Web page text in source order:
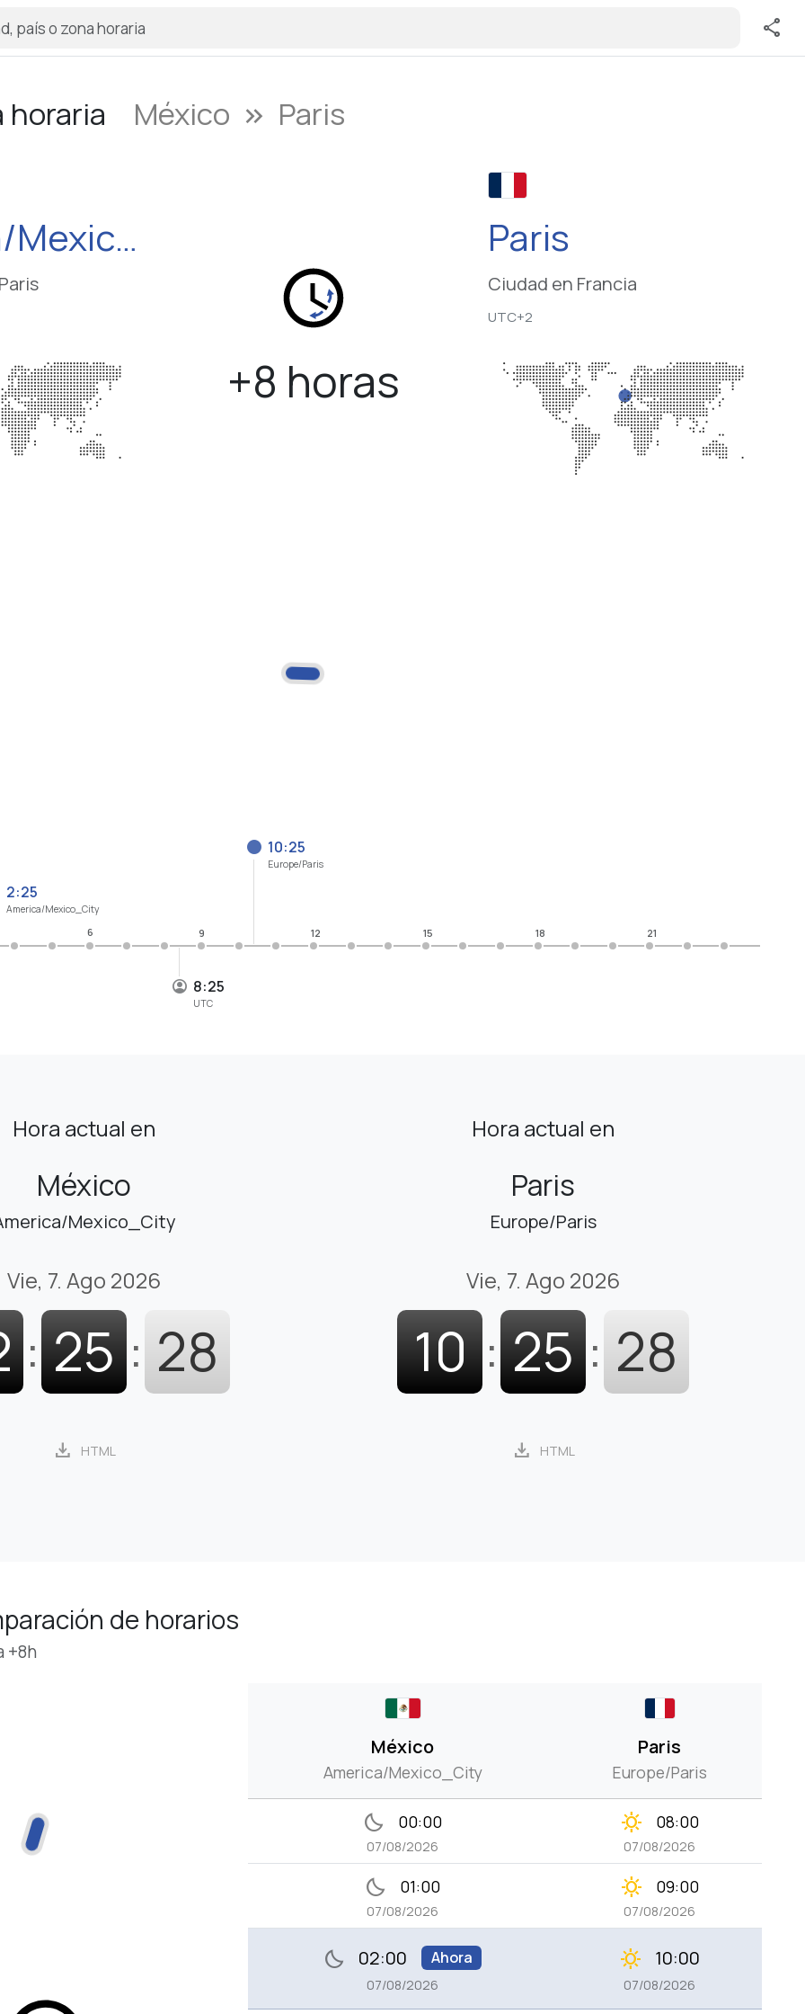
share
horaria México keyboard_double_arrow_right Paris
America/Mexico_City
+8 horas
Paris
Ciudad en Francia
UTC+2
8:25
UTC
2:25
America/Mexico_City
10:25
Europe/Paris
6 9 12 15 18 21
Hora actual en
México
Mexico_City
Vie, 7. Ago 2026
: 25 : 29
download HTML
Hora actual en
Paris
Europe/Paris
Vie, 7. Ago 2026
10 : 25 : 29
download HTML
de horarios
+8h
México
America/Mexico_City
Paris
Europe/Paris
bedtime 00:00
07/08/2026
clear_day 08:00
07/08/2026
bedtime 01:00
07/08/2026
clear_day 09:00
07/08/2026
bedtime 02:00 Ahora
07/08/2026
clear_day 10:00
07/08/2026